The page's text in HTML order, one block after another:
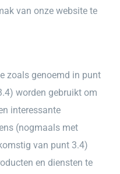
van onze website te
zoals genoemd in punt
worden gebruikt om
interessante
(nogmaals met
van punt 3.4)
en diensten te